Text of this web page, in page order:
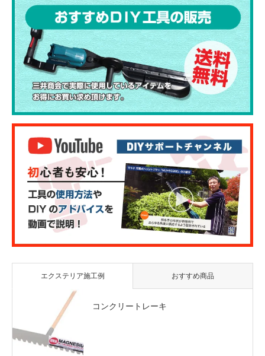
エクステリア施工例 おすすめ商品
コンクリートレーキ